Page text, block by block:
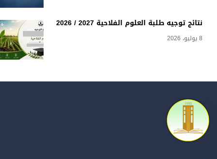
نتائج توجيه طلبة العلوم الفلاحية 2027 / 2026
8 يوليو، 2026